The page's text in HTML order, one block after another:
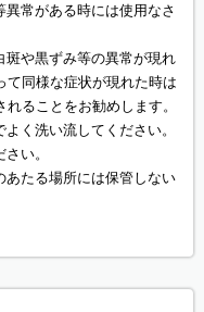
常がある時には使用なさ
や黒ずみ等の異常が現れ
て同様な症状が現れた時は
ることをお勧めします。
く洗い流してください。
い。
たる場所には保管しない